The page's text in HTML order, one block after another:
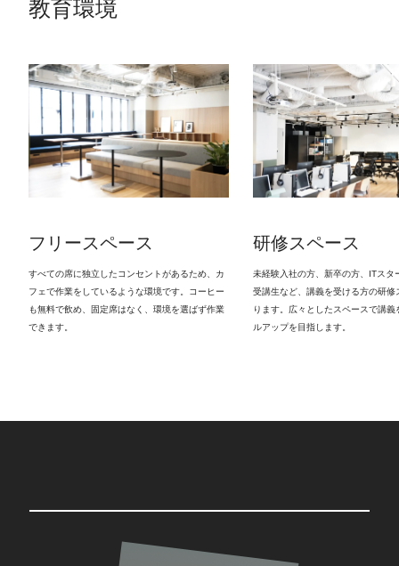
教育環境
フリースペース
すべての席に独立したコンセントがあるため、カ
フェで作業をしているような環境です。コーヒー
も無料で飲め、固定席はなく、環境を選ばず作業
できます。
研修スペース
未経験入社の方、新卒の方、ITスタ
受講生など、講義を受ける方の研修
ります。広々としたスペースで講義
ルアップを目指します。